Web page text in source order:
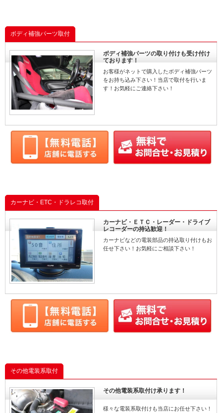
ボディ補強パーツ取付
ボディ補強パーツの取り付けも受け付け
ております！
お客様がネットで購入したボディ補強パーツ
をお持ち込み下さい！当店で取付を行いま
す！お気軽にご連絡下さい！
カーナビ・ETC・ドラレコ取付
カーナビ・ＥＴＣ・レーダー・ドライブ
レコーダーの持込歓迎！
カーナビなどの電装部品の持込取り付けもお
任せ下さい！お気軽にご相談下さい！
その他電装系取付
その他電装系取付け承ります！
様々な電装系取付けも当店にお任せ下さい！